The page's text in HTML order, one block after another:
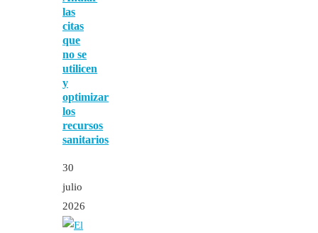
las
citas
que
no se
utilicen
y
optimizar
los
recursos
sanitarios
30
julio
2026